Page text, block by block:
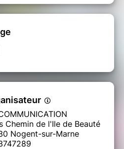
Chemin de l'Ile de Beauté
Nogent-sur-Marne